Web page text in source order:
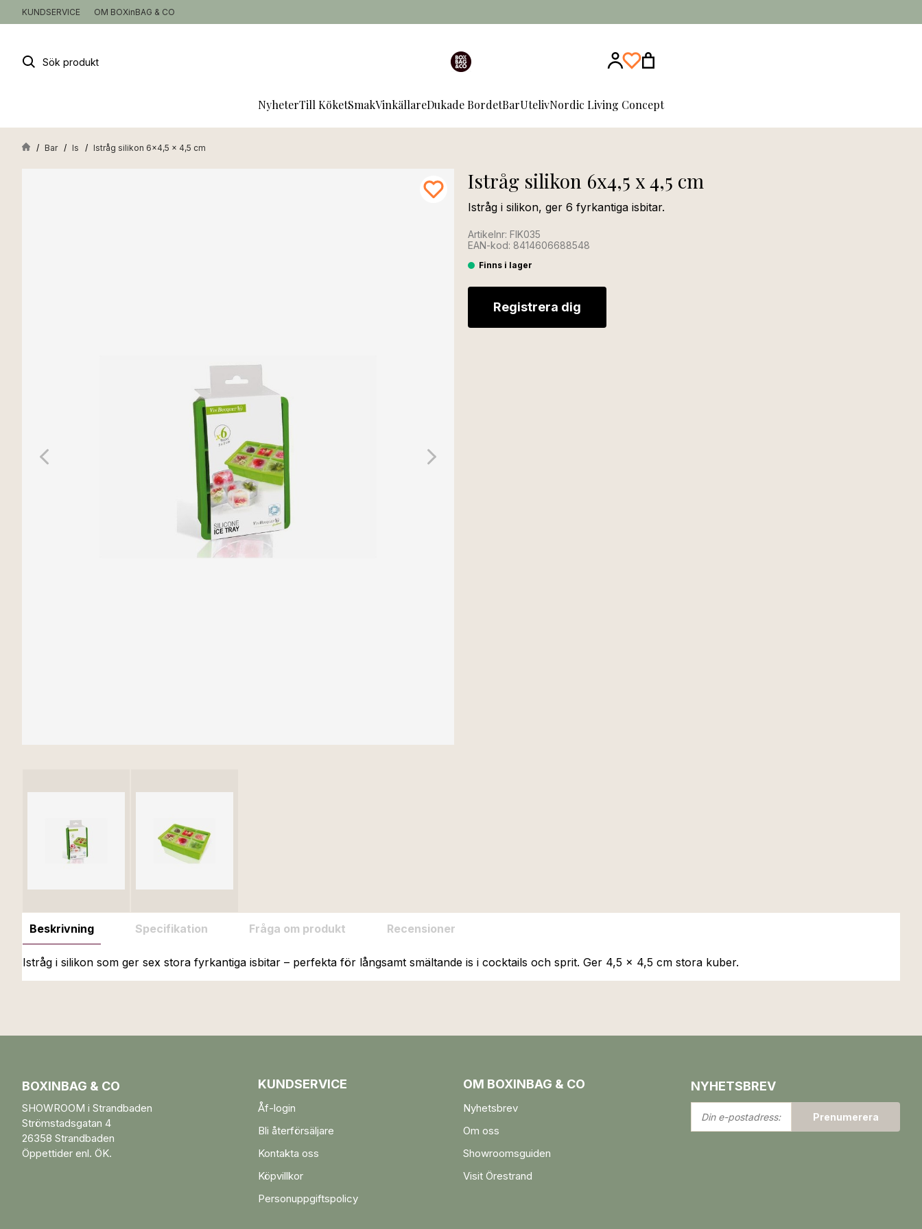
KUNDSERVICE OM BOXinBAG & CO
Sök
NyheterTill KöketSmakVinkällareDukade BordetBarUtelivNordic Living Concept
Bar Is Istråg silikon 6x4,5 x 4,5 cm
Istråg silikon 6x4,5 x 4,5 cm
Istråg i silikon, ger 6 fyrkantiga isbitar.
Artikelnr: FIK035
EAN-kod: 8414606688548
Finns i lager
Registrera dig
Beskrivning Specifikation Fråga om produkt Recensioner
Istråg i silikon som ger sex stora fyrkantiga isbitar – perfekta för långsamt smältande is i cocktails och sprit. Ger 4,5 x 4,5 cm stora kuber.
BOXINBAG & CO
SHOWROOM i Strandbaden
Strömstadsgatan 4
26358 Strandbaden
Öppettider enl. ÖK.
KUNDSERVICE
Åf-login
Bli återförsäljare
Kontakta oss
Köpvillkor
Personuppgiftspolicy
OM BOXINBAG & CO
Nyhetsbrev
Om oss
Showroomsguiden
Visit Örestrand
NYHETSBREV
Din
e-
Prenumerera